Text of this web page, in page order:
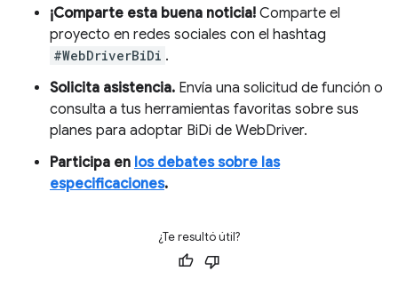
¡Comparte esta buena noticia! Comparte el
proyecto en redes sociales con el hashtag
#WebDriverBiDi .
Solicita asistencia. Envía una solicitud de función o
consulta a tus herramientas favoritas sobre sus
planes para adoptar BiDi de WebDriver.
Participa en los debates sobre las
especificaciones.
¿Te resultó útil?